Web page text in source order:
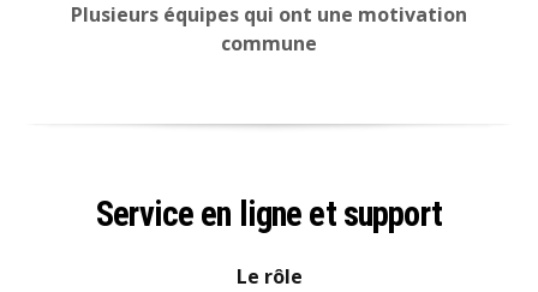
Plusieurs équipes qui ont une motivation
commune
Service en ligne et support
Le rôle